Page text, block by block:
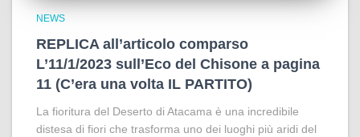
NEWS
REPLICA all’articolo comparso
L’11/1/2023 sull’Eco del Chisone a pagina
11 (C’era una volta IL PARTITO)
La fioritura del Deserto di Atacama è una incredibile
distesa di fiori che trasforma uno dei luoghi più aridi del